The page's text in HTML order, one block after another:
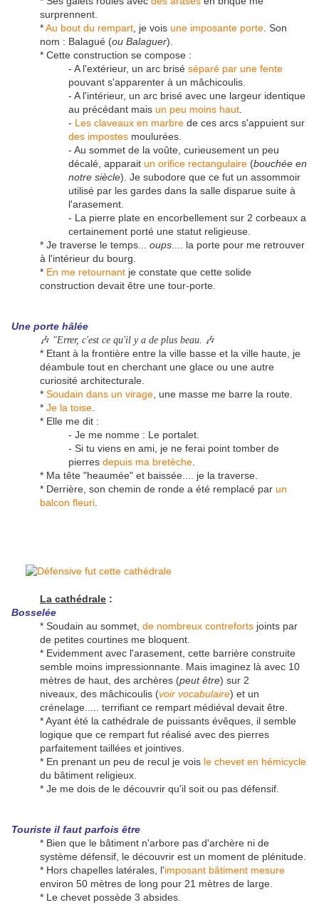
surprennent.
*Au bout du rempart , je vois une imposante porte . Son
nom : Balagué (ou Balaguer).
* Cette construction se compose :
- A l'extérieur, un arc brisé séparé par une fente
pouvant s'apparenter à un mâchicoulis.
- A l'intérieur, un arc brisé avec une largeur identique
au précédant mais un peu moins haut
- Les claveaux en marbre de ces arcs s'appuient sur
des impostes moulurées.
- Au sommet de la voûte, curieusement un peu
décalé, apparait un orifice rectangulaire (bouchée en
notre siècle). Je subodore que ce fut un assommoir
utilisé par les gardes dans la salle disparue suite à
l'arasement.
- La pierre plate en encorbellement sur 2 corbeaux a
certainement porté une statut religieuse.
* Je traverse le temps... oups .... la porte pour me retrouver
à l'intérieur du bourg.
* En me retournant je constate que cette solide
construction devait être une tour-porte.
Une porte hâlée
🎶 "Errer, c'est ce qu'il y a de plus beau.
🎶
* Etant à la frontière entre la ville basse et la ville haute, je
déambule tout en cherchant une glace ou une autre
curiosité architecturale.
* Soudain dans un virage , une masse me barre la route.
* Je la toise
* Elle me dit :
- Je me nomme : Le portalet.
- Si tu viens en ami, je ne ferai point tomber de
pierres depuis ma bretèche
* Ma tête "heaumée" et baissée.... je la traverse.
* Derrière, son chemin de ronde a été remplacé par un
balcon fleuri
La cathédrale :
Bosselée
* Soudain au sommet, de nombreux contreforts joints par
de petites courtines me bloquent.
* Evidemment avec l'arasement, cette barrière construite
semble moins impressionnante. Mais imaginez là avec 10
mètres de haut, des archères (peut être) sur 2
niveaux, des mâchicoulis (voir vocabulaire) et un
crénelage..... terrifiant ce rempart médiéval devait être.
* Ayant été la cathédrale de puissants évêques, il semble
logique que ce rempart fut réalisé avec des pierres
parfaitement taillées et jointives.
* En prenant un peu de recul je vois le chevet en hémicycle
du bâtiment religieux.
* Je me dois de le découvrir qu'il soit ou pas défensif.
Touriste il faut parfois être
* Bien que le bâtiment n'arbore pas d'archère ni de
système défensif, le découvrir est un moment de plénitude.
* Hors chapelles latérales, l'imposant bâtiment mesure
environ 50 mètres de long pour 21 mètres de large.
* Le chevet possède 3 absides.